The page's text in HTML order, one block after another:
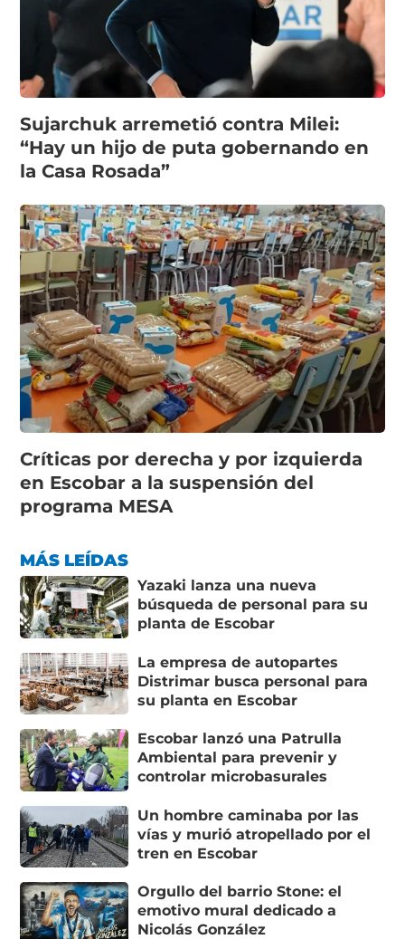
Sujarchuk arremetió contra Milei:
“Hay un hijo de puta gobernando en
la Casa Rosada”
Críticas por derecha y por izquierda
en Escobar a la suspensión del
programa MESA
MÁS LEÍDAS
Yazaki lanza una nueva
búsqueda de personal para su
planta de Escobar
La empresa de autopartes
Distrimar busca personal para
su planta en Escobar
Escobar lanzó una Patrulla
Ambiental para prevenir y
controlar microbasurales
Un hombre caminaba por las
vías y murió atropellado por el
tren en Escobar
Orgullo del barrio Stone: el
emotivo mural dedicado a
Nicolás González